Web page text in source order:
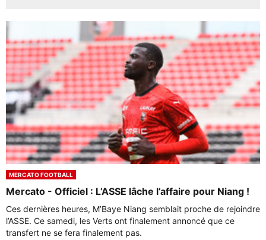
MERCATO FOOTBALL
Mercato - Officiel : L’ASSE lâche l’affaire pour Niang !
Ces dernières heures, M’Baye Niang semblait proche de rejoindre
l’ASSE. Ce samedi, les Verts ont finalement annoncé que ce
transfert ne se fera finalement pas.